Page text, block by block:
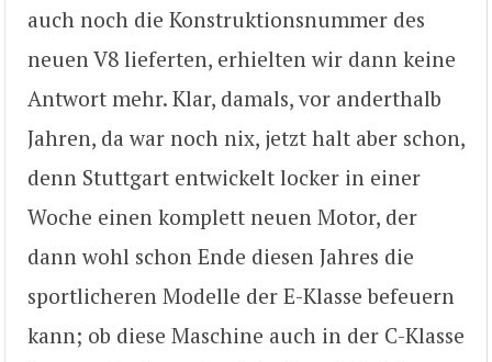
auch noch die Konstruktionsnummer des
neuen V8 lieferten, erhielten wir dann keine
Antwort mehr. Klar, damals, vor anderthalb
Jahren, da war noch nix, jetzt halt aber schon,
denn Stuttgart entwickelt locker in einer
Woche einen komplett neuen Motor, der
dann wohl schon Ende diesen Jahres die
sportlicheren Modelle der E-Klasse befeuern
kann; ob diese Maschine auch in der C-Klasse